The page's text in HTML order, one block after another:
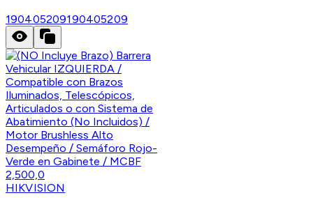
190405209190405209
HIKVISION